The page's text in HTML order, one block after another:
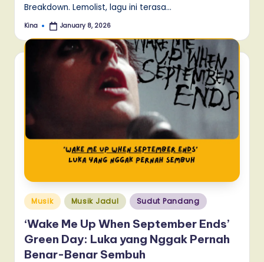
Breakdown. Lemolist, lagu ini terasa…
Posted
Kina January 8, 2026
Posted
in
Musik Musik Jadul Sudut Pandang
‘Wake Me Up When September Ends’
Green Day: Luka yang Nggak Pernah
Benar-Benar Sembuh